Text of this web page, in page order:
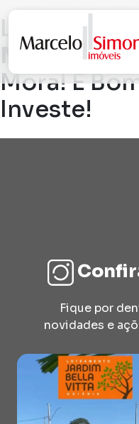
Maria
Mora! É
Investe!
Fique por
novidades e